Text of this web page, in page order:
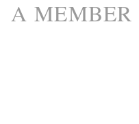
A MEMBER